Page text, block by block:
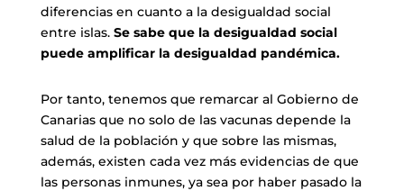
diferencias en cuanto a la desigualdad social
entre islas. Se sabe que la desigualdad social
puede amplificar la desigualdad pandémica.
Por tanto, tenemos que remarcar al Gobierno de
Canarias que no solo de las vacunas depende la
salud de la población y que sobre las mismas,
además, existen cada vez más evidencias de que
las personas inmunes, ya sea por haber pasado la